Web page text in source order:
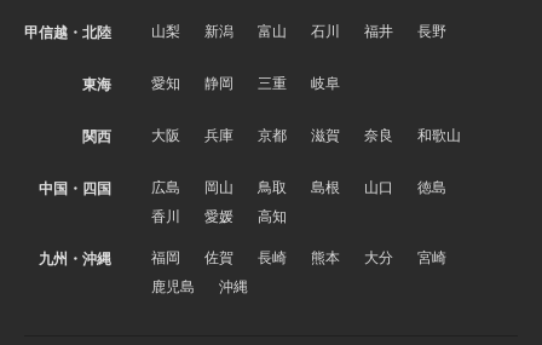
甲信越・北陸 山梨 新潟 富山 石川 福井 長野
東海 愛知 静岡 三重 岐阜
関西 大阪 兵庫 京都 滋賀 奈良 和歌山
中国・四国 広島 岡山 鳥取 島根 山口
徳島
香川
愛媛 高知
九州・沖縄 福岡 佐賀 長崎 熊本 大分
宮崎
鹿児島
沖縄